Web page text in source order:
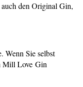
den Original Gin,
Wenn Sie selbst
Mill Love Gin